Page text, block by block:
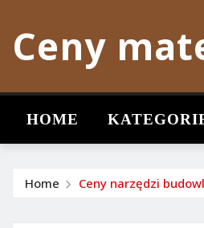
content
Ceny
HOME
Home Ceny narzędzi